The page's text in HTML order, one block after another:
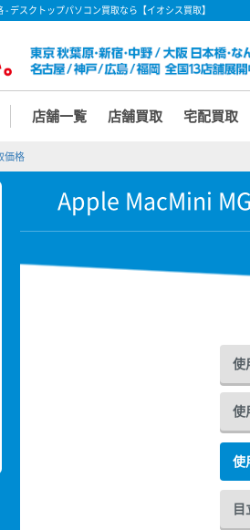
デスクトップパソコン買取なら【イオシス買取】
店舗一覧 店舗買取 宅配買取
価格
Apple MacMini
使
使
使
目